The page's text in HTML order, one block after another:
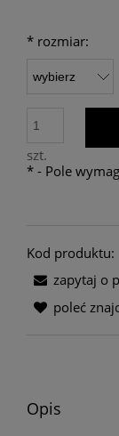
* rozmiar:
szt.
* - Pole
Kod produktu:
zapytaj o
poleć
Opis